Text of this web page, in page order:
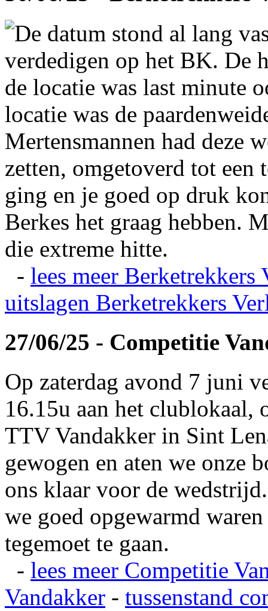
De datum stond al lang
verdedigen op het BK. De
de locatie was last minute
locatie was de
Mertensmannen had deze
zetten, omgetoverd tot
ging en je goed op druk
Berkes het graag hebben.
die extreme hitte.
- lees meer Berketrekkers
uitslagen Berketrekkers
27/06/25 - Competitie
Op zaterdag avond 7 juni
16.15u aan het clublokaal,
TTV Vandakker in Sint
gewogen en aten we onze
ons klaar voor de
we goed opgewarmd
tegemoet te gaan.
- lees meer Competitie
Vandakker - tussenstand